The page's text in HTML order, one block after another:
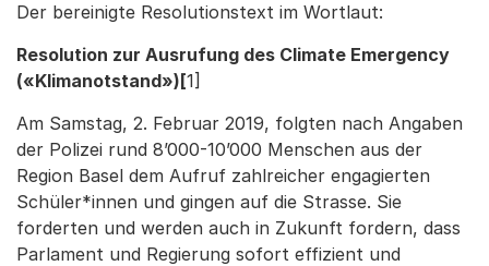
Der bereinigte Resolutionstext im Wortlaut:
Resolution zur Ausrufung des Climate Emergency
(«Klimanotstand»)[1]
Am Samstag, 2. Februar 2019, folgten nach Angaben
der Polizei rund 8’000-10’000 Menschen aus der
Region Basel dem Aufruf zahlreicher engagierten
Schüler*innen und gingen auf die Strasse. Sie
forderten und werden auch in Zukunft fordern, dass
Parlament und Regierung sofort effizient und